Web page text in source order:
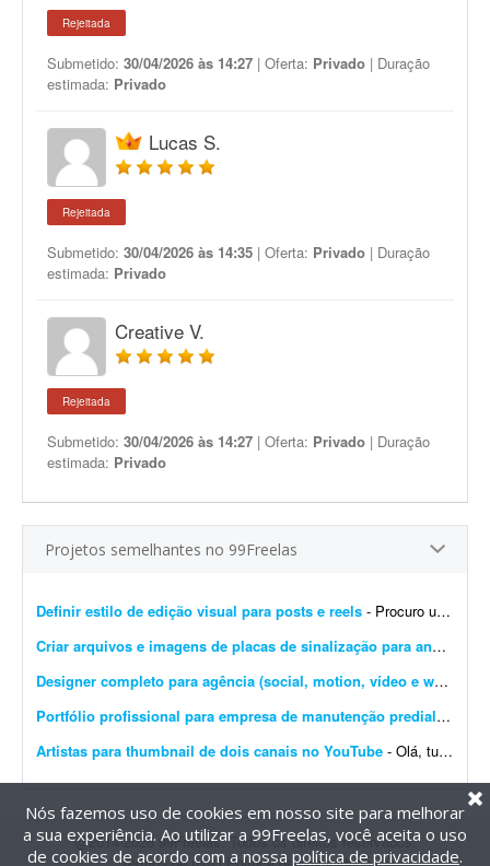
Rejeitada
Submetido: 30/04/2026 às 14:27 | Oferta: Privado | Duração
estimada: Privado
Lucas S.
Rejeitada
Submetido: 30/04/2026 às 14:35 | Oferta: Privado | Duração
estimada: Privado
Creative V.
Rejeitada
Submetido: 30/04/2026 às 14:27 | Oferta: Privado | Duração
estimada: Privado
Projetos semelhantes no 99Freelas
Definir estilo de edição visual para posts e reels - Procuro um designer criativo para definir um estilo de edição para meus posts e Reels. Já tenho uma ideia das cores e da tipografia que quero utilizar e preciso de algué...
Criar arquivos e imagens de placas de sinalização para anúncios
Designer completo para agência (social, motion, vídeo e web)
Portfólio profissional para empresa de manutenção predial
-
Artistas para thumbnail de dois canais no YouTube - Olá, tudo bem? Adoraria ver o trabalho de algum artista que faça boas thumbnails, por favor mande exemplos, eu adoraria ver!! Gosto muito de thumbnails desenhadas e um dos canais &e...
@2014-2026 99Freelas. Todos os direitos reservados.
Nós fazemos uso de cookies em nosso site para melhorar
a sua experiência. Ao utilizar a 99Freelas, você aceita o uso
de cookies de acordo com a nossa política de privacidade.